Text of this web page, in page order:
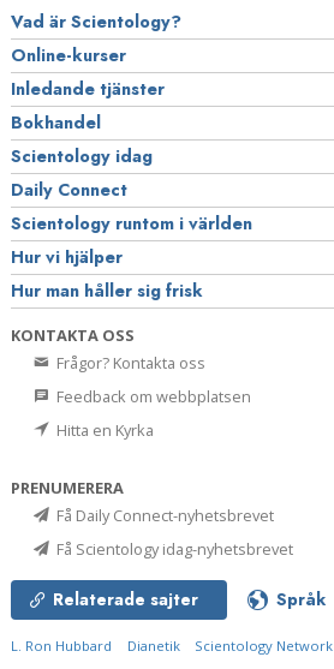
Vad är Scientology?
Online-kurser
Inledande tjänster
Bokhandel
Scientology idag
Daily Connect
Scientology runtom i världen
Hur vi hjälper
Hur man håller sig frisk
KONTAKTA OSS
Frågor? Kontakta oss
Feedback om webbplatsen
Hitta en Kyrka
PRENUMERERA
Få Daily Connect-nyhetsbrevet
Få Scientology idag-nyhetsbrevet
Relaterade sajter Språk
L. Ron Hubbard Dianetik Scientology Network